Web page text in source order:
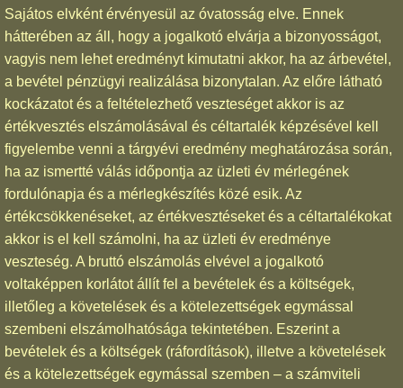
Sajátos elvként érvényesül az óvatosság elve. Ennek
hátterében az áll, hogy a jogalkotó elvárja a bizonyosságot,
vagyis nem lehet eredményt kimutatni akkor, ha az árbevétel,
a bevétel pénzügyi realizálása bizonytalan. Az előre látható
kockázatot és a feltételezhető veszteséget akkor is az
értékvesztés elszámolásával és céltartalék képzésével kell
figyelembe venni a tárgyévi eredmény meghatározása során,
ha az ismertté válás időpontja az üzleti év mérlegének
fordulónapja és a mérlegkészítés közé esik. Az
értékcsökkenéseket, az értékvesztéseket és a céltartalékokat
akkor is el kell számolni, ha az üzleti év eredménye
veszteség. A bruttó elszámolás elvével a jogalkotó
voltaképpen korlátot állít fel a bevételek és a költségek,
illetőleg a követelések és a kötelezettségek egymással
szembeni elszámolhatósága tekintetében. Eszerint a
bevételek és a költségek (ráfordítások), illetve a követelések
és a kötelezettségek egymással szemben – a számviteli